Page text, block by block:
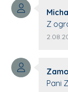
z nim
Artur.
Z
materiał. ❤️
Data
Treść
Pani